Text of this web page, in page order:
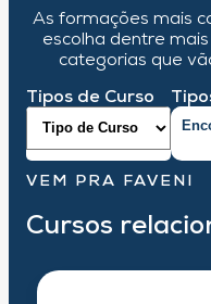
As formações mais
escolha dentre
categorias que
Tipos de Curso
VEM PRA FAVENI
Cursos